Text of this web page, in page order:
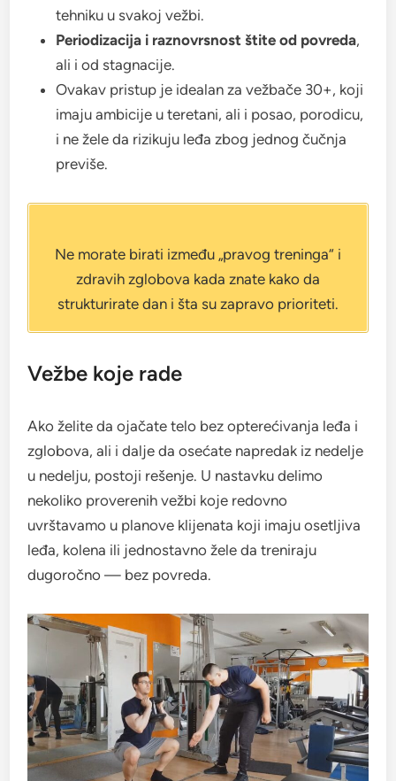
tehniku u svakoj vežbi.
Periodizacija i raznovrsnost štite od povreda,
ali i od stagnacije.
Ovakav pristup je idealan za vežbače 30+, koji
imaju ambicije u teretani, ali i posao, porodicu,
i ne žele da rizikuju leđa zbog jednog čučnja
previše.
Ne morate birati između „pravog treninga“ i
zdravih zglobova kada znate kako da
strukturirate dan i šta su zapravo prioriteti.
Vežbe koje rade
Ako želite da ojačate telo bez opterećivanja leđa i
zglobova, ali i dalje da osećate napredak iz nedelje
u nedelju, postoji rešenje. U nastavku delimo
nekoliko proverenih vežbi koje redovno
uvrštavamo u planove klijenata koji imaju osetljiva
leđa, kolena ili jednostavno žele da treniraju
dugoročno — bez povreda.